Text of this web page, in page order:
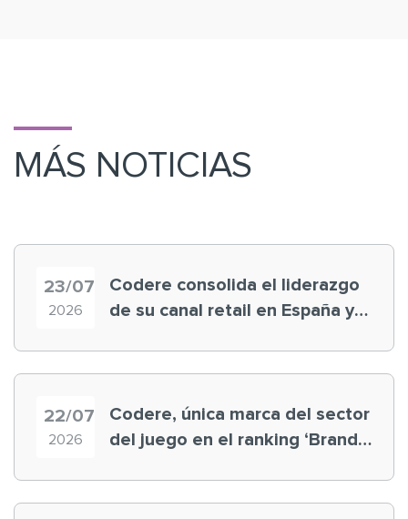
MÁS NOTICIAS
23/07
2026
Codere consolida el liderazgo
de su canal retail en España y
22/07
2026
Codere, única marca del sector
del juego en el ranking ‘Brand